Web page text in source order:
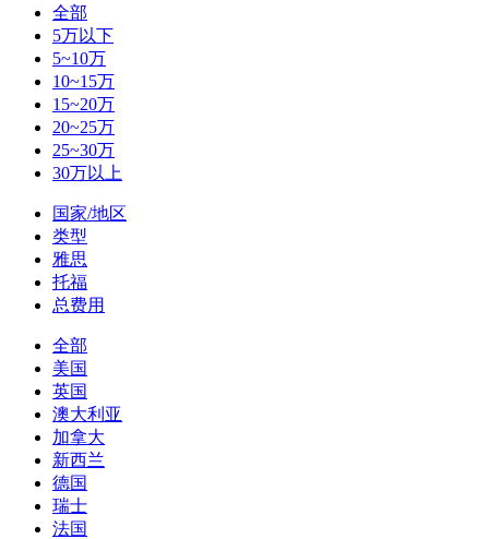
全部
5万以下
5~10万
10~15万
15~20万
20~25万
25~30万
30万以上
国家/地区
类型
雅思
托福
总费用
全部
美国
英国
澳大利亚
加拿大
新西兰
德国
瑞士
法国